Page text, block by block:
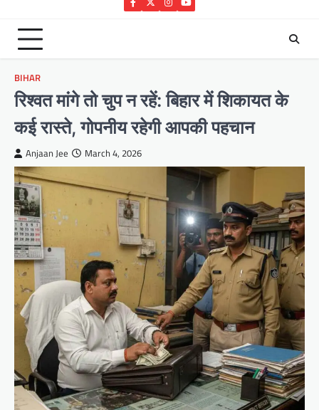
Facebook
TwitterInstagram
YouTube
BIHAR
रिश्वत मांगे तो चुप न रहें: बिहार में शिकायत के
कई रास्ते, गोपनीय रहेगी आपकी पहचान
Anjaan Jee March 4, 2026